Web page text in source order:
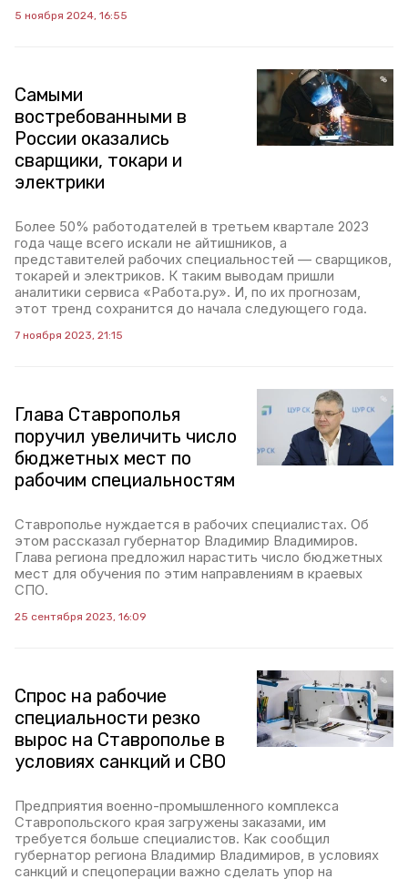
5 ноября 2024, 16:55
Самыми
востребованными в
России оказались
сварщики, токари и
электрики
Более 50% работодателей в третьем квартале 2023
года чаще всего искали не айтишников, а
представителей рабочих специальностей — сварщиков,
токарей и электриков. К таким выводам пришли
аналитики сервиса «Работа.ру». И, по их прогнозам,
этот тренд сохранится до начала следующего года.
7 ноября 2023, 21:15
Глава Ставрополья
поручил увеличить число
бюджетных мест по
рабочим специальностям
Ставрополье нуждается в рабочих специалистах. Об
этом рассказал губернатор Владимир Владимиров.
Глава региона предложил нарастить число бюджетных
мест для обучения по этим направлениям в краевых
СПО.
25 сентября 2023, 16:09
Спрос на рабочие
специальности резко
вырос на Ставрополье в
условиях санкций и СВО
Предприятия военно-промышленного комплекса
Ставропольского края загружены заказами, им
требуется больше специалистов. Как сообщил
губернатор региона Владимир Владимиров, в условиях
санкций и спецоперации важно сделать упор на